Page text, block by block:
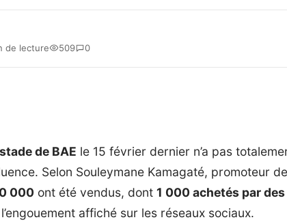
de lecture 509 0
stade de BAE le 15 février dernier n’a pas
Selon Souleymane Kamagaté, promoteur
000 ont été vendus, dont 1 000 achetés par
affiché sur les réseaux sociaux.